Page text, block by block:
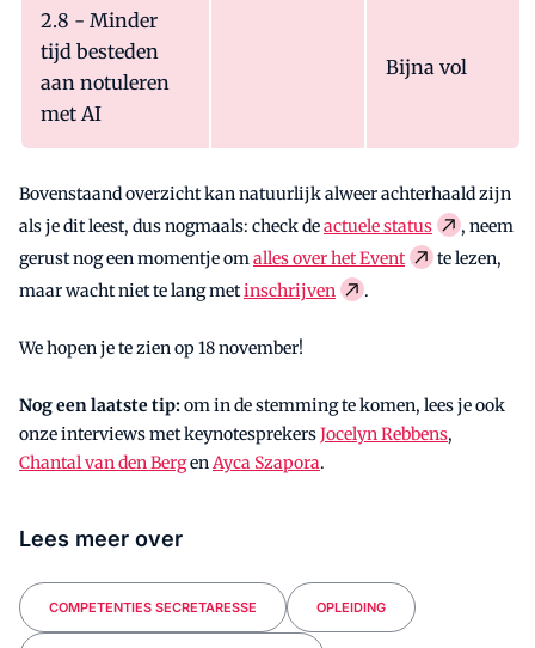
2.8 - Minder
tijd besteden
aan notuleren
met AI
Bijna vol
Bovenstaand overzicht kan natuurlijk alweer achterhaald zijn
als je dit leest, dus nogmaals: check deactuele status
, neem
gerust nog een momentje omalles over het Event
te lezen,
maar wacht niet te lang metinschrijven .
We hopen je te zien op 18 november!
Nog een laatste tip:om in de stemming te komen, lees je ook
onze interviews met keynotesprekersJocelyn Rebbens,
Chantal van den BergenAyca Szapora.
Lees meer over
COMPETENTIES SECRETARESSE OPLEIDING